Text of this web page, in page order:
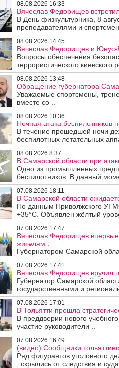
08.08.2026 16:33
Вячеслав Федорищев
В День физкультурника, 8
преподавателями и
08.08.2026 14:45
Вячеслав Федорищев и Юнус-
Вопросы обеспечения
террористического киевского
08.08.2026 13:48
Обращение губернатора
Уважаемые спортсмены,
вместе со ..
08.08.2026 10:36
Ночная атака
В течение прошедшей ночи
беспилотных летательных
08.08.2026 8:37
В Самарской области при
Одно из промышленных
беспилотников. В данный
07.08.2026 18:11
В Самарской области
По данным Приволжского
+35°C. Объявлен жёлтый
07.08.2026 17:47
Вячеслав Федорищев
жителям .
Губернатором Самарской
07.08.2026 17:41
Вячеслав Федорищев вручил
Губернатор Самарской
государственными и
07.08.2026 17:01
В Тольятти прошла
В преддверии нового
участие руководители ..
07.08.2026 16:49
(видео) Сообщники
Ряд фигурантов уголовного
, скрылись от следствия и суда.